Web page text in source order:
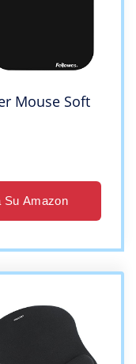
Mouse Soft
Su Amazon